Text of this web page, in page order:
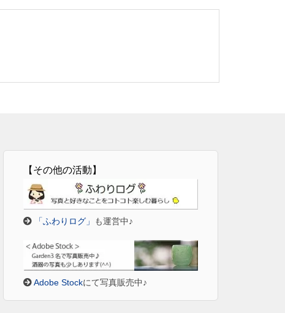
【その他の活動】
「ふわりログ」 も運営中♪
Adobe Stockにて写真販売中♪